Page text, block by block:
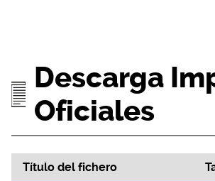
Descarga
Oficiales
Título del fichero